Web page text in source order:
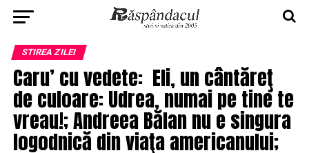
STIREA ZILEI
Caru’ cu vedete: Eli, un cântăreţ
de culoare: Udrea, numai pe tine te
vreau!; Andreea Bălan nu e singura
logodnică din viaţa americanului;